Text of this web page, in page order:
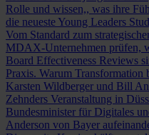
Rolle und wissen,, was ihre
die neueste Young Leaders
Vom Standard zum
MDAX-Unternehmen prüfen,
Board Effectiveness Reviews
Praxis. Warum Transformation
Karsten Wildberger und Bill
Zehnders Veranstaltung in
Bundesminister für Digitales
Anderson von Bayer